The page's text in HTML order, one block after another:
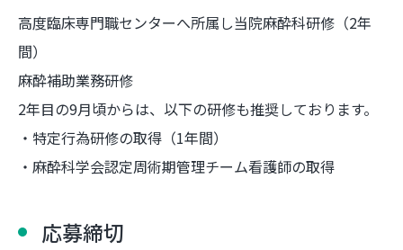
高度臨床専門職センターへ所属し当院麻酔科研修（2年
間）
麻酔補助業務研修
2年目の9月頃からは、以下の研修も推奨しております。
・特定行為研修の取得（1年間）
・麻酔科学会認定周術期管理チーム看護師の取得
応募締切